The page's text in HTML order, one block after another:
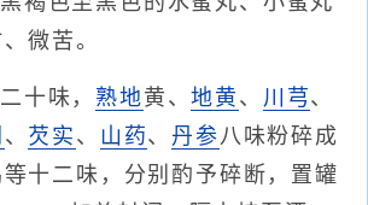
微苦。
十味， 熟地黄、地黄 、 川芎、
、 芡实 、 山药、 丹参八味粉碎成
十二味，分别酌予碎断，置罐